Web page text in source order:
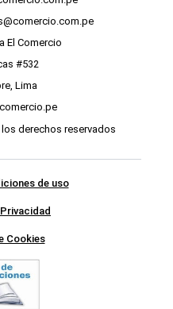
El Comercio
#532
Lima
derechos reservados
de uso
Cookies